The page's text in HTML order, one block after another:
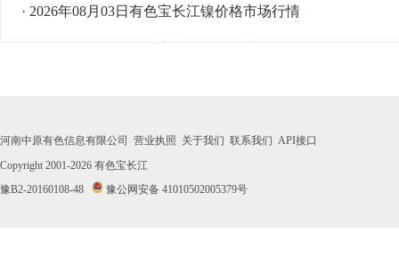
· 2026年08月03日有色宝长江镍价格市场行情
· 2026年07月28日有色宝长江镍价格市场行情
· 2026年07月27日有色宝长江镍价格市场行情
河南中原有色信息有限公司 营业执照 关于我们 联系我们 API接口
Copyright 2001-2026 有色宝长江
豫B2-20160108-48
豫公网安备 41010502005379号